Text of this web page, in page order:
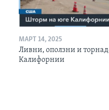
МАРТ 14, 2025
Ливни, оползни и
Калифорнии